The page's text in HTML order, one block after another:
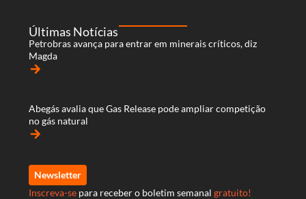
Últimas Notícias
Petrobras avança para entrar em minerais críticos, diz
Magda
arrow_forward
Abegás avalia que Gas Release pode ampliar competição
no gás natural
arrow_forward
Newsletter
Inscreva-se para receber o boletim semanal gratuito!